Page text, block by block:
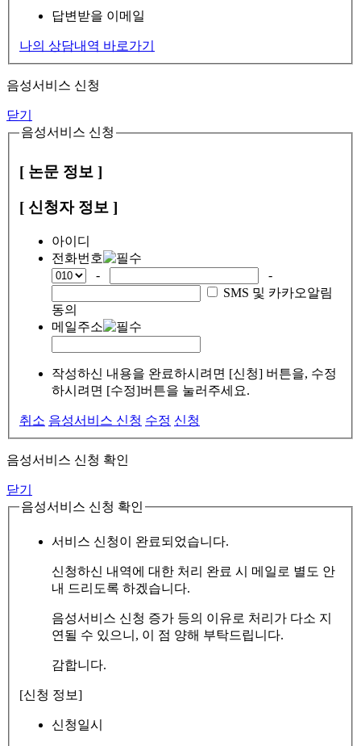
답변받을 이메일
나의 상담내역 바로가기
음성서비스 신청
닫기
음성서비스 신청
[ 논문 정보 ]
[ 신청자 정보 ]
아이디
전화번호
-
-
SMS 및 카카오알림
동의
메일주소
작성하신 내용을 완료하시려면 [신청] 버튼을, 수정
하시려면 [수정]버튼을 눌러주세요.
취소 음성서비스 신청 수정 신청
음성서비스 신청 확인
닫기
음성서비스 신청 확인
서비스 신청이 완료되었습니다.
신청하신 내역에 대한 처리 완료 시 메일로 별도 안
내 드리도록 하겠습니다.
음성서비스 신청 증가 등의 이유로 처리가 다소 지
연될 수 있으니, 이 점 양해 부탁드립니다.
감합니다.
[신청 정보]
신청일시